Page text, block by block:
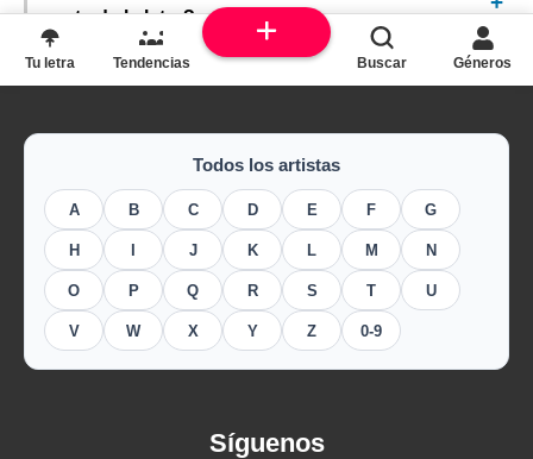
parte de la letra?
Todos los artistas
A B C D E F G
H J K L M N
O P Q R S T U
V W X Y Z 0-9
Síguenos
Tu letra Tendencias Buscar Géneros